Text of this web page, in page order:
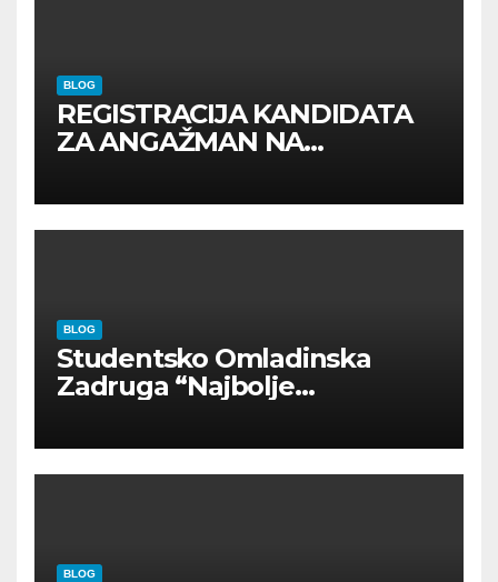
BLOG
REGISTRACIJA KANDIDATA
ZA ANGAŽMAN NA
BLOG
Studentsko Omladinska
Zadruga “Najbolje
BLOG